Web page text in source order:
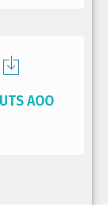
AOO